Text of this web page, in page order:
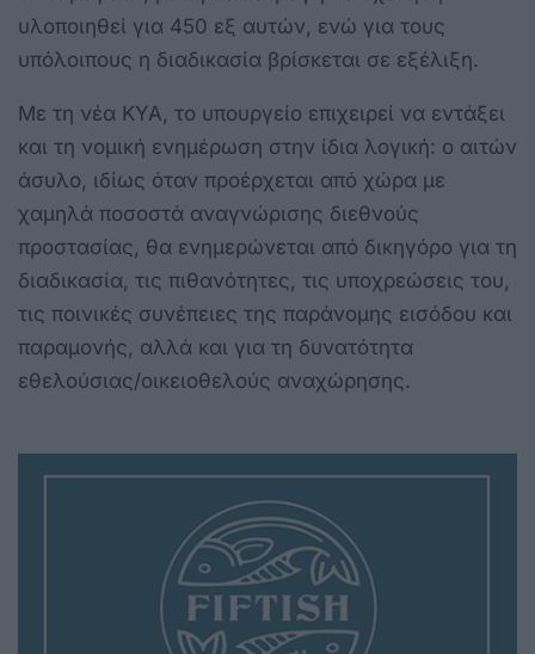
υλοποιηθεί για 450 εξ αυτών, ενώ για τους
υπόλοιπους η διαδικασία βρίσκεται σε εξέλιξη.
Με τη νέα ΚΥΑ, το υπουργείο επιχειρεί να εντάξει
και τη νομική ενημέρωση στην ίδια λογική: ο αιτών
άσυλο, ιδίως όταν προέρχεται από χώρα με
χαμηλά ποσοστά αναγνώρισης διεθνούς
προστασίας, θα ενημερώνεται από δικηγόρο για τη
διαδικασία, τις πιθανότητες, τις υποχρεώσεις του,
τις ποινικές συνέπειες της παράνομης εισόδου και
παραμονής, αλλά και για τη δυνατότητα
εθελούσιας/οικειοθελούς αναχώρησης.